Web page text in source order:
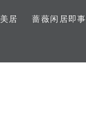
美居 蔷薇闲居即事